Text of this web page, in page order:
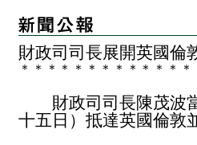
財政司司長展開英國倫
＊ ＊ ＊ ＊ ＊ ＊ ＊ ＊ ＊ ＊ ＊ ＊ ＊
財政司司長陳茂波當
十五日）抵達英國倫敦